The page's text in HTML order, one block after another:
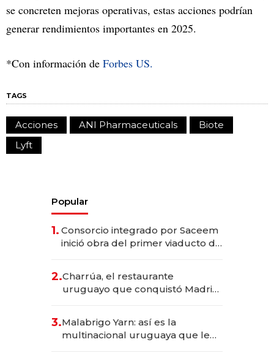
se concreten mejoras operativas, estas acciones podrían
generar rendimientos importantes en 2025.
*Con información de Forbes US.
TAGS
Acciones ANI Pharmaceuticals
Biote
Lyft
Popular
1. Consorcio integrado por Saceem
inició obra del primer viaducto de
millones
2.Charrúa, el restaurante
uruguayo que conquistó Madrid:
anticipación y prepara apertura
3.Malabrigo Yarn: así es la
multinacional uruguaya que le